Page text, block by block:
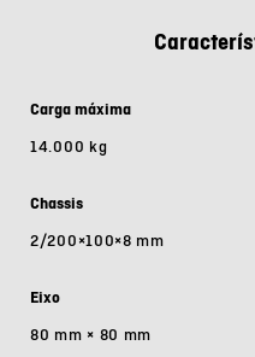
Carga máxima
14.000 kg
Chassis
2/200×100×8 mm
Eixo
80 mm × 80 mm